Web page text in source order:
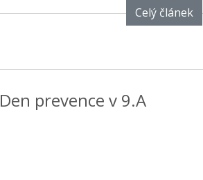
Celý článek
Den prevence v 9.A